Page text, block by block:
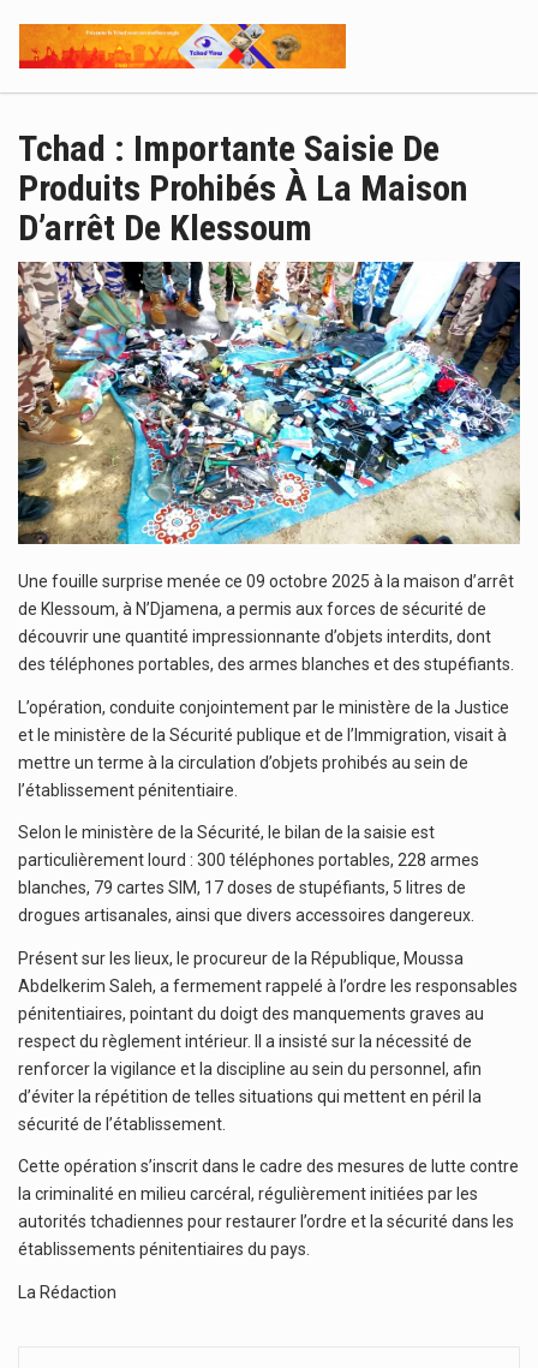
Tchad : Importante Saisie De
Produits Prohibés À La Maison
D’arrêt De Klessoum
Une fouille surprise menée ce 09 octobre 2025 à la maison d’arrêt
de Klessoum, à N’Djamena, a permis aux forces de sécurité de
découvrir une quantité impressionnante d’objets interdits, dont
des téléphones portables, des armes blanches et des stupéfiants.
L’opération, conduite conjointement par le ministère de la Justice
et le ministère de la Sécurité publique et de l’Immigration, visait à
mettre un terme à la circulation d’objets prohibés au sein de
l’établissement pénitentiaire.
Selon le ministère de la Sécurité, le bilan de la saisie est
particulièrement lourd : 300 téléphones portables, 228 armes
blanches, 79 cartes SIM, 17 doses de stupéfiants, 5 litres de
drogues artisanales, ainsi que divers accessoires dangereux.
Présent sur les lieux, le procureur de la République, Moussa
Abdelkerim Saleh, a fermement rappelé à l’ordre les responsables
pénitentiaires, pointant du doigt des manquements graves au
respect du règlement intérieur. Il a insisté sur la nécessité de
renforcer la vigilance et la discipline au sein du personnel, afin
d’éviter la répétition de telles situations qui mettent en péril la
sécurité de l’établissement.
Cette opération s’inscrit dans le cadre des mesures de lutte contre
la criminalité en milieu carcéral, régulièrement initiées par les
autorités tchadiennes pour restaurer l’ordre et la sécurité dans les
établissements pénitentiaires du pays.
La Rédaction